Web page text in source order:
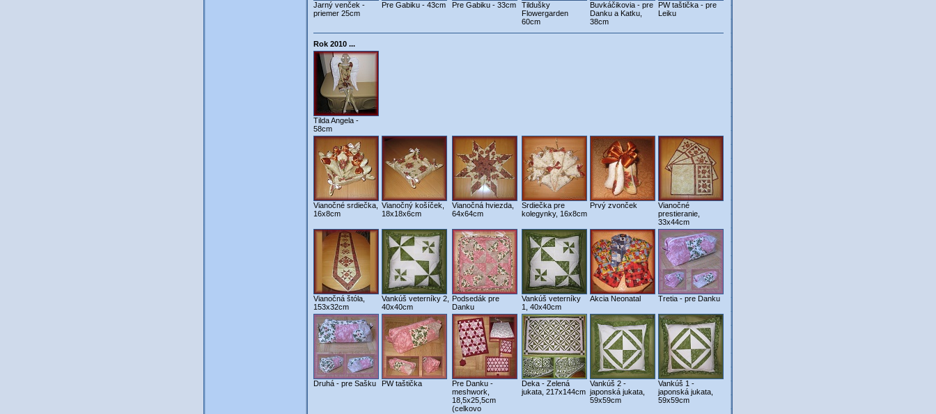
Jarný venček -
priemer 25cm
Pre Gabiku - 43cm Pre Gabiku - 33cm
Tildušky
Flowergarden
60cm
Buvkáčikovia - pre
Danku a Katku,
38cm
PW taštička - pre
Leiku
Rok 2010 ...
Tilda Angela -
58cm
Vianočné srdiečka,
16x8cm
Vianočný košíček,
18x18x6cm
Vianočná hviezda,
64x64cm
Srdiečka pre
kolegynky, 16x8cm
Prvý zvonček
Vianočné
prestieranie,
33x44cm
Vianočná štóla,
153x32cm
Vankúš veterníky 2,
40x40cm
Podsedák pre
Danku
Vankúš veterníky
1, 40x40cm
Akcia Neonatal Tretia - pre Danku
Druhá - pre Sašku PW taštička
Pre Danku -
meshwork,
18,5x25,5cm
(celkovo
Deka - Zelená
jukata, 217x144cm
Vankúš 2 -
japonská jukata,
59x59cm
Vankúš 1 -
japonská jukata,
59x59cm